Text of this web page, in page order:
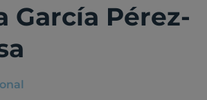
García Pérez-